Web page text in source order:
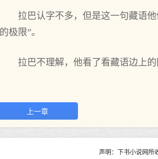
拉巴认字不多，但是这一句藏语
的极限”。
拉巴不理解，他看了看藏语边上
上一章
声明：下书小说网所